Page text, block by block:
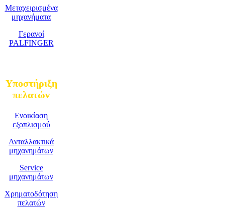
Μεταχειρισμένα
μηχανήματα
Γερανοί
PALFINGER
Υποστήριξη
πελατών
Ενοικίαση
εξοπλισμού
Ανταλλακτικά
μηχανημάτων
Service
μηχανημάτων
Χρηματοδότηση
πελατών